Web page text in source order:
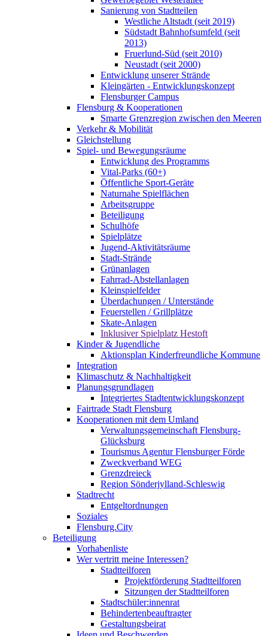
Sanierung von Stadtteilen
Westliche Altstadt (seit 2019)
Südstadt Bahnhofsumfeld (seit
2013)
Fruerlund-Süd (seit 2010)
Neustadt (seit 2000)
Entwicklung unserer Strände
Kleingärten - Entwicklungskonzept
Flensburger Campus
Flensburg & Kooperationen
Smarte Grenzregion zwischen den Meeren
Verkehr & Mobilität
Gleichstellung
Spiel- und Bewegungsräume
Entwicklung des Programms
Vital-Parks (60+)
Öffentliche Sport-Geräte
Naturnahe Spielflächen
Arbeitsgruppe
Beteiligung
Schulhöfe
Spielplätze
Jugend-Aktivitätsräume
Stadt-Strände
Grünanlagen
Fahrrad-Abstellanlagen
Kleinspielfelder
Überdachungen / Unterstände
Feuerstellen / Grillplätze
Skate-Anlagen
Inklusiver Spielplatz Hestoft
Kinder & Jugendliche
Aktionsplan Kinderfreundliche Kommune
Integration
Klimaschutz & Nachhaltigkeit
Planungsgrundlagen
Integriertes Stadtentwicklungskonzept
Fairtrade Stadt Flensburg
Kooperationen mit dem Umland
Verwaltungsgemeinschaft Flensburg-
Glücksburg
Tourismus Agentur Flensburger Förde
Zweckverband WEG
Grenzdreieck
Region Sönderjylland-Schleswig
Stadtrecht
Entgeltordnungen
Soziales
Flensburg.City
Beteiligung
Vorhabenliste
Wer vertritt meine Interessen?
Stadtteilforen
Projektförderung Stadtteilforen
Sitzungen der Stadtteilforen
Stadtschüler:innenrat
Behindertenbeauftragter
Gestaltungsbeirat